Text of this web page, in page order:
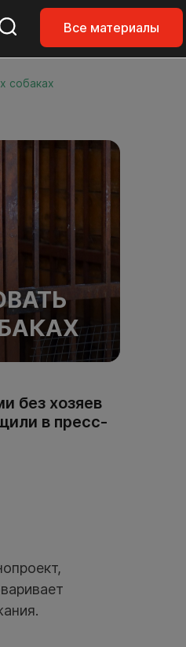
Все материалы
собаках
без хозяев
в пресс-